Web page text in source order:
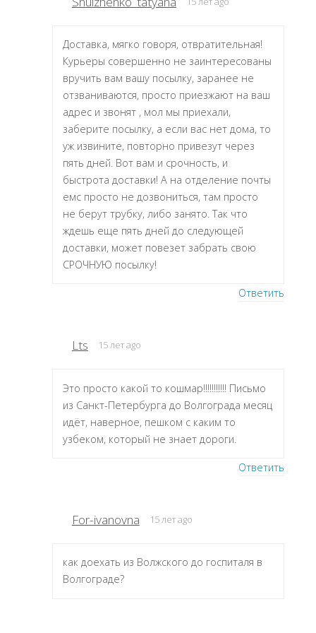
Доставка, мягко говоря, отвратительная!
Курьеры совершенно не заинтересованы
вручить вам вашу посылку, заранее не
отзваниваются, просто приезжают на ваш
адрес и звонят , мол мы приехали,
заберите посылку, а если вас нет дома, то
уж извините, повторно привезут через
пять дней. Вот вам и срочность, и
быстрота доставки! А на отделение почты
емс просто не дозвониться, там просто
не берут трубку, либо занято. Так что
ждешь еще пять дней до следующей
доставки, может повезет забрать свою
СРОЧНУЮ посылку!
Ответить
Lts 15 лет ago
Это просто какой то кошмар!!!!!!!!!!! Письмо
из Санкт-Петербурга до Волгограда месяц
идёт, наверное, пешком с каким то
узбеком, который не знает дороги.
Ответить
For-ivanovna 15 лет ago
как доехать из Волжского до госпиталя в
Волгограде?